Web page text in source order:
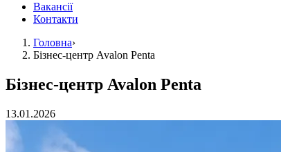
Вакансії
Контакти
Головна›
Бізнес-центр Avalon Penta
Бізнес-центр Avalon Penta
13.01.2026